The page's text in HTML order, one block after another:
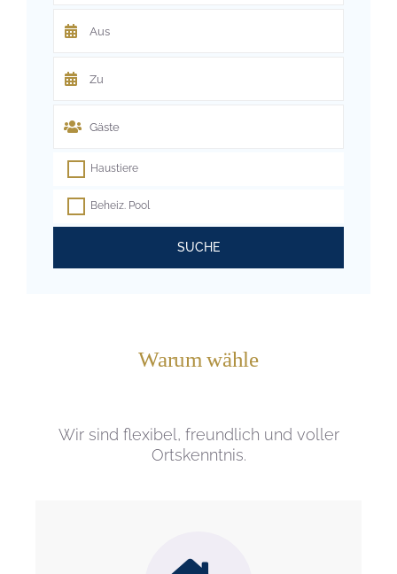
Haustiere
Beheiz. Pool
SUCHE
Warum wähle
Wir sind flexibel, freundlich und voller
Ortskenntnis.